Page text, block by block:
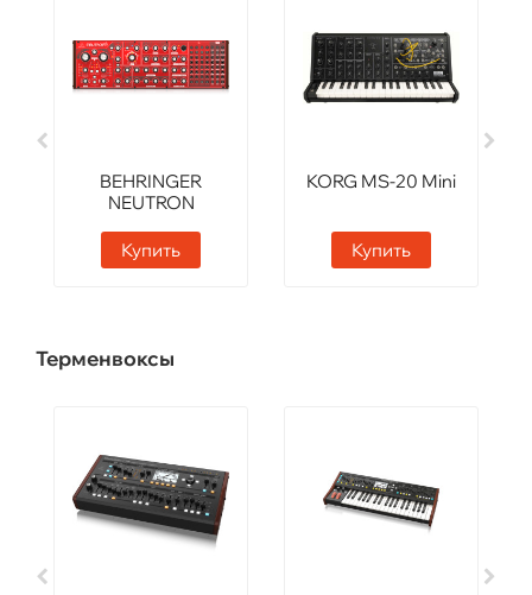
BEHRINGER
NEUTRON
Купить
KORG MS-20 Mini
Купить
Терменвоксы